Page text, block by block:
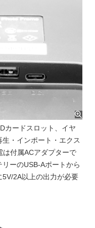
カードスロット、イヤ
・インポート・エクス
は付属ACアダプターで
ーのUSB-Aポートから
2A以上の出力が必要